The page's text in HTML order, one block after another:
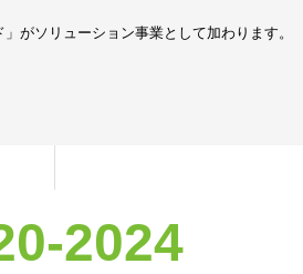
がソリューション事業として加わります。
2024